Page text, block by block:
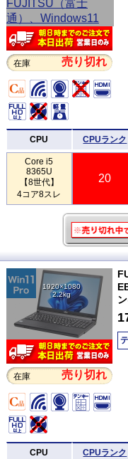
在庫 売り切れ
CPU CPUランク
Core i5
8365U
【8世代】
4コア8スレ
20
1920×1080
2.2kg
在庫 売り切れ
CPU CPUランク